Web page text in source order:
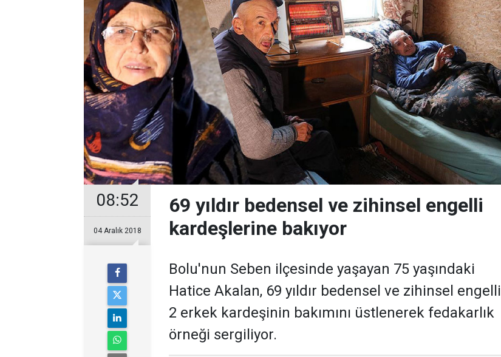
08:52
04 Aralık 2018
69 yıldır bedensel ve zihinsel engelli
kardeşlerine bakıyor
Bolu'nun Seben ilçesinde yaşayan 75 yaşındaki
Hatice Akalan, 69 yıldır bedensel ve zihinsel engelli
2 erkek kardeşinin bakımını üstlenerek fedakarlık
örneği sergiliyor.